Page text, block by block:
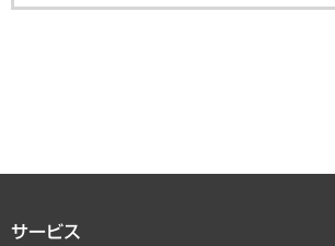
サービス